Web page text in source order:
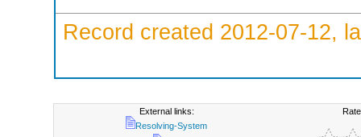
Record created 2012-07-12,
External links:
Resolving-System